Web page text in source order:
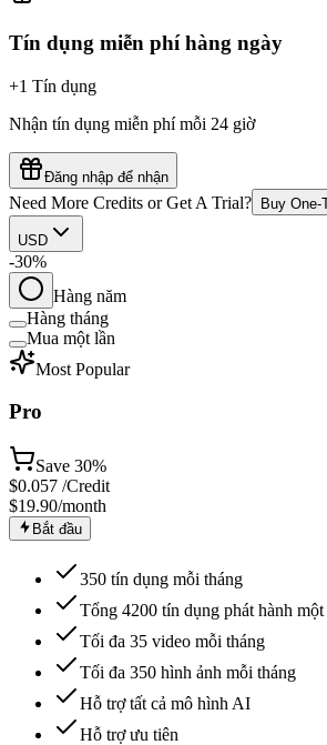
Tín dụng miễn phí hàng ngày
+1 Tín dụng
Nhận tín dụng miễn phí mỗi 24 giờ
Đăng nhập để nhận
Need More Credits or Get A Trial? Buy One-
USD
-30%
Hàng năm
Hàng tháng
Mua một lần
Most Popular
Pro
Save 30%
$0.057 /Credit
$19.90/month
Bắt đầu
350 tín dụng mỗi tháng
Tổng 4200 tín dụng phát hành một
Tối đa 35 video mỗi tháng
Tối đa 350 hình ảnh mỗi tháng
Hỗ trợ tất cả mô hình AI
Hỗ trợ ưu tiên